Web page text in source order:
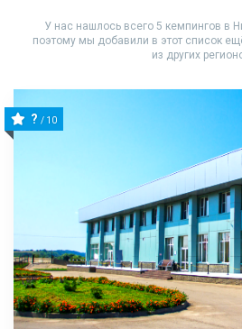
У нас нашлось всего 5 кемпингов в
поэтому мы добавили в этот список
из других
? / 10